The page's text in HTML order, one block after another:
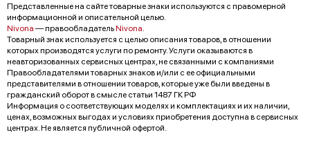
Представленные на сайте товарные знаки используются с правомерной
информационной и описательной целью.
Nivona — правообладательNivona.
Товарный знак используется с целью описания товаров, в отношении
которых производятся услуги по ремонту. Услуги оказываются в
неавторизованных сервисных центрах, не связанными с компаниями
Правообладателями товарных знаков и/или с ее официальными
представителями в отношении товаров, которые уже были введены в
гражданский оборот в смысле статьи 1487 ГК РФ
Информация о соответствующих моделях и комплектациях и их наличии,
ценах, возможных выгодах и условиях приобретения доступна в сервисных
центрах. Не является публичной офертой.